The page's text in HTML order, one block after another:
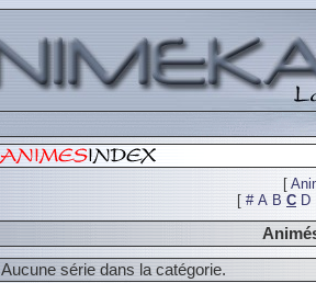
[
[ # A B C D
Aucune série dans la catégorie.